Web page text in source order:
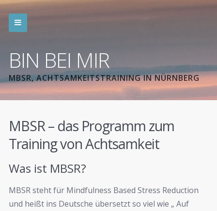
BIN BEI MIR
MBSR, ACHTSAMKEITSTRAINING IN NÜRNBERG
MBSR – das Programm zum
Training von Achtsamkeit
Was ist MBSR?
MBSR steht für Mindfulness Based Stress Reduction
und heißt ins Deutsche übersetzt so viel wie „ Auf